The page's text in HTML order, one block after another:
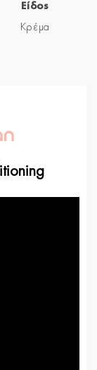
Είδος
Κρέμα